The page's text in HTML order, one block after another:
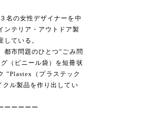
名の女性デザイナーを中
ンテリア・アウトドア製
ている。
都市問題のひとつ”ごみ問
（ビニール袋）を短冊状
”Plastex（プラステック
クル製品を作り出してい
ーーーーー